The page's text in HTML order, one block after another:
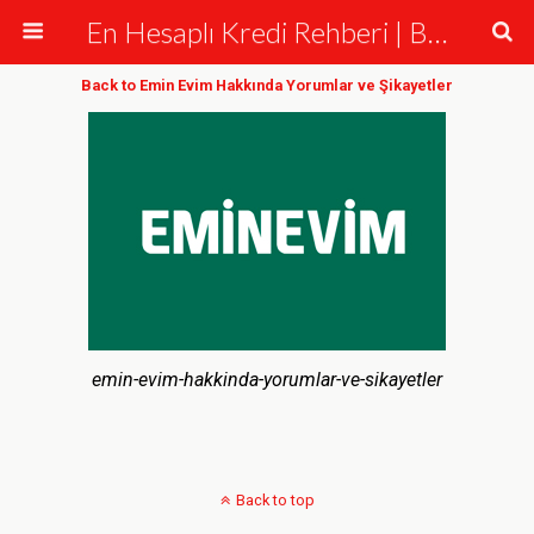
En Hesaplı Kredi Rehberi | Bankalar ve Krediler
Back to Emin Evim Hakkında Yorumlar ve Şikayetler
emin-evim-hakkinda-yorumlar-ve-sikayetler
Back to top